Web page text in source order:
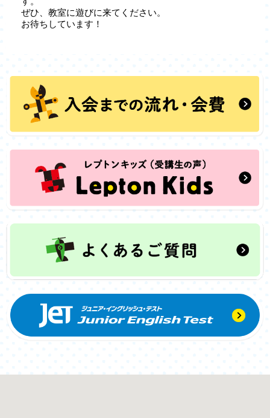
ぜひ、教室に遊びに来てください。
お待ちしています！